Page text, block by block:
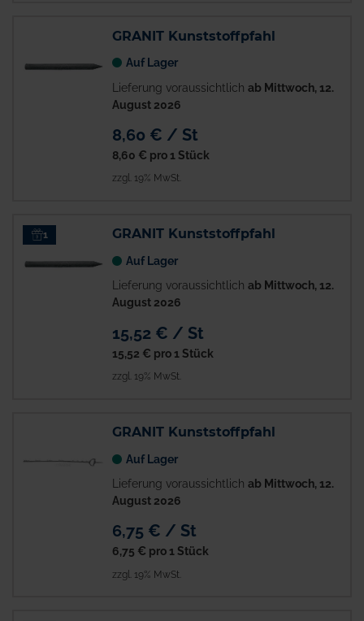
GRANIT Kunststoffpfahl
Auf Lager
Lieferung voraussichtlich ab Mittwoch, 12.
August 2026
8,60 € / St
8,60 € pro 1 Stück
zzgl. 19% MwSt.
1 GRANIT Kunststoffpfahl
Auf Lager
Lieferung voraussichtlich ab Mittwoch, 12.
August 2026
15,52 € / St
15,52 € pro 1 Stück
zzgl. 19% MwSt.
GRANIT Kunststoffpfahl
Auf Lager
Lieferung voraussichtlich ab Mittwoch, 12.
August 2026
6,75 € / St
6,75 € pro 1 Stück
zzgl. 19% MwSt.